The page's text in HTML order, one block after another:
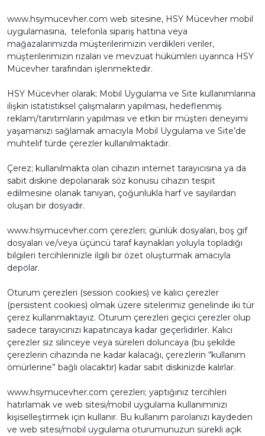
www.hsymucevher.com web sitesine, HSY Mücevher mobil
uygulamasına, telefonla sipariş hattına veya
mağazalarımızda müşterilerimizin verdikleri veriler,
müşterilerimizin rızaları ve mevzuat hükümleri uyarınca HSY
Mücevher tarafından işlenmektedir.
HSY Mücevher olarak; Mobil Uygulama ve Site kullanımlarına
ilişkin istatistiksel çalışmaların yapılması, hedeflenmiş
reklam/tanıtımların yapılması ve etkin bir müşteri deneyimi
yaşamanızı sağlamak amacıyla Mobil Uygulama ve Site’de
muhtelif türde çerezler kullanılmaktadır.
Çerez; kullanılmakta olan cihazın internet tarayıcısına ya da
sabit diskine depolanarak söz konusu cihazın tespit
edilmesine olanak tanıyan, çoğunlukla harf ve sayılardan
oluşan bir dosyadır.
www.hsymucevher.com çerezleri; günlük dosyaları, boş gif
dosyaları ve/veya üçüncü taraf kaynakları yoluyla topladığı
bilgileri tercihlerinizle ilgili bir özet oluşturmak amacıyla
depolar.
Oturum çerezleri (session cookies) ve kalıcı çerezler
(persistent cookies) olmak üzere sitelerimiz genelinde iki tür
çerez kullanmaktayız. Oturum çerezleri geçici çerezler olup
sadece tarayıcınızı kapatıncaya kadar geçerlidirler. Kalıcı
çerezler siz silinceye veya süreleri doluncaya (bu şekilde
çerezlerin cihazında ne kadar kalacağı, çerezlerin “kullanım
ömürlerine” bağlı olacaktır) kadar sabit diskinizde kalırlar.
www.hsymucevher.com çerezleri; yaptığınız tercihleri
hatırlamak ve web sitesi/mobil uygulama kullanımınızı
kişiselleştirmek için kullanır. Bu kullanım parolanızı kaydeden
ve web sitesi/mobil uygulama oturumunuzun sürekli açık